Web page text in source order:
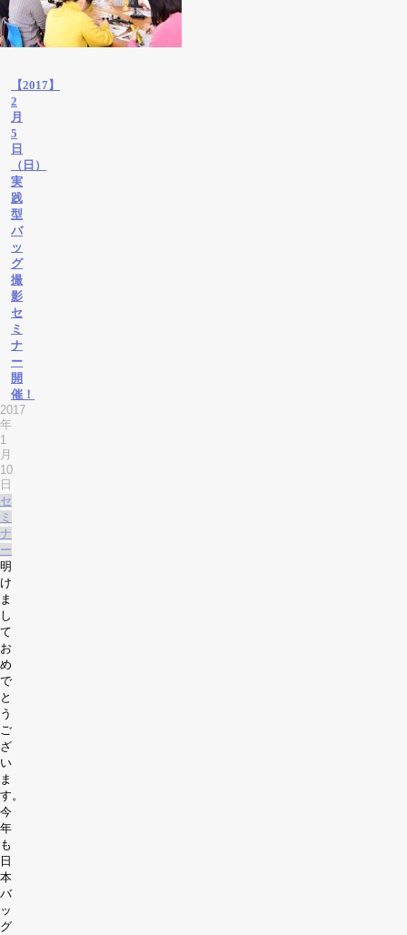
【2017】
2
月
5
日
（日）
実
践
型
バ
ッ
グ
撮
影
セ
ミ
ナ
ー
開
催！
2017
年
1
月
10
日
セ
ミ
ナ
ー
明
け
ま
し
て
お
め
で
と
う
ご
ざ
い
ま
す。
今
年
も
日
本
バ
ッ
グ